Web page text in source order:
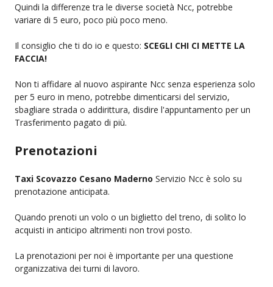
Quindi la differenze tra le diverse società Ncc, potrebbe
variare di 5 euro, poco più poco meno.
Il consiglio che ti do io e questo: SCEGLI CHI CI METTE LA
FACCIA!
Non ti affidare al nuovo aspirante Ncc senza esperienza solo
per 5 euro in meno, potrebbe dimenticarsi del servizio,
sbagliare strada o addirittura, disdire l'appuntamento per un
Trasferimento pagato di più.
Prenotazioni
Taxi Scovazzo Cesano Maderno Servizio Ncc è solo su
prenotazione anticipata.
Quando prenoti un volo o un biglietto del treno, di solito lo
acquisti in anticipo altrimenti non trovi posto.
La prenotazioni per noi è importante per una questione
organizzativa dei turni di lavoro.